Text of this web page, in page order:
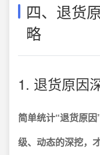
四、退货
略
1. 退货原因
简单统计“退货原
级、动态的深挖，